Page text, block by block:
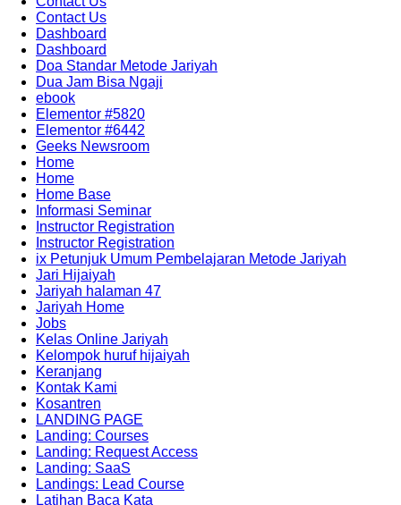
Contact Us
Dashboard
Dashboard
Doa Standar Metode Jariyah
Dua Jam Bisa Ngaji
ebook
Elementor #5820
Elementor #6442
Geeks Newsroom
Home
Home
Home Base
Informasi Seminar
Instructor Registration
Instructor Registration
ix Petunjuk Umum Pembelajaran Metode Jariyah
Jari Hijaiyah
Jariyah halaman 47
Jariyah Home
Jobs
Kelas Online Jariyah
Kelompok huruf hijaiyah
Keranjang
Kontak Kami
Kosantren
LANDING PAGE
Landing: Courses
Landing: Request Access
Landing: SaaS
Landings: Lead Course
Latihan Baca Kata